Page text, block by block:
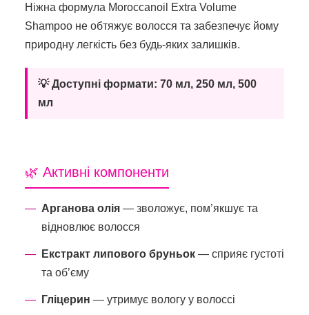
Ніжна формула Moroccanoil Extra Volume
Shampoo не обтяжує волосся та забезпечує йому
природну легкість без будь-яких залишків.
💡 Доступні формати: 70 мл, 250 мл, 500
мл
🌿 Активні компоненти
Арганова олія — зволожує, пом’якшує та
відновлює волосся
Екстракт липового бруньок — сприяє густоті
та об’єму
Гліцерин — утримує вологу у волоссі